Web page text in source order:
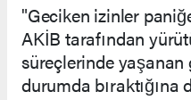
"Geciken izinler
AKİB tarafından
süreçlerinde
durumda bıraktığına